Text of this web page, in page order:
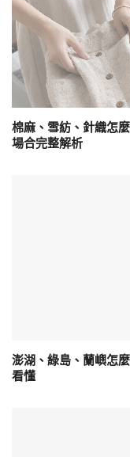
棉麻、雪紡、針織怎
場合完整解析
澎湖、綠島、蘭嶼怎
看懂